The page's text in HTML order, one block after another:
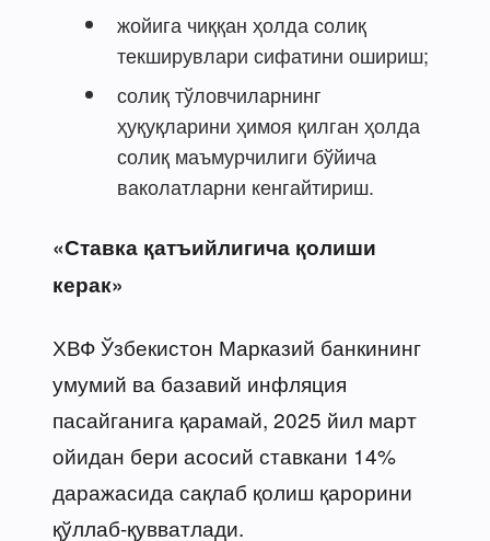
жойига чиққан ҳолда солиқ
текширувлари сифатини ошириш;
солиқ тўловчиларнинг
ҳуқуқларини ҳимоя қилган ҳолда
солиқ маъмурчилиги бўйича
ваколатларни кенгайтириш.
«Ставка қатъийлигича қолиши
керак»
ХВФ Ўзбекистон Марказий банкининг
умумий ва базавий инфляция
пасайганига қарамай, 2025 йил март
ойидан бери асосий ставкани 14%
даражасида сақлаб қолиш қарорини
қўллаб-қувватлади.